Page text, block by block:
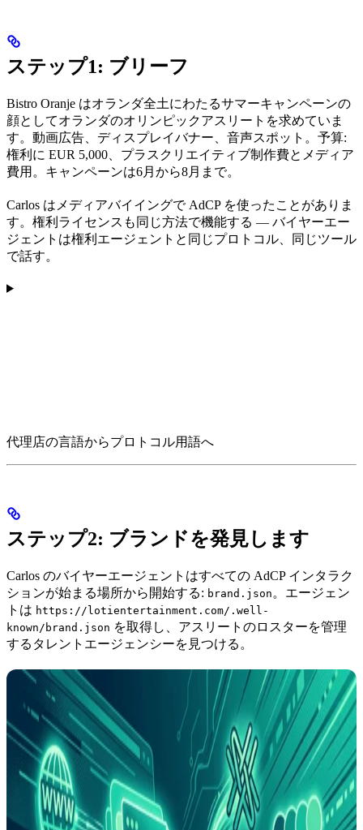
ステップ1: ブリーフ
Bistro Oranje はオランダ全土にわたるサマーキャンペーンの
顔としてオランダのオリンピックアスリートを求めていま
す。動画広告、ディスプレイバナー、音声スポット。予算:
権利に EUR 5,000、プラスクリエイティブ制作費とメディア
費用。キャンペーンは6月から8月まで。
Carlos はメディアバイイングで AdCP を使ったことがありま
す。権利ライセンスも同じ方法で機能する — バイヤーエー
ジェントは権利エージェントと同じプロトコル、同じツール
で話す。
代理店の言語からプロトコル用語へ
ステップ2: ブランドを発見します
Carlos のバイヤーエージェントはすべての AdCP インタラク
ションが始まる場所から開始する: brand.json 。エージェン
トは https://lotientertainment.com/.well-
known/brand.json を取得し、アスリートのロスターを管理
するタレントエージェンシーを見つける。